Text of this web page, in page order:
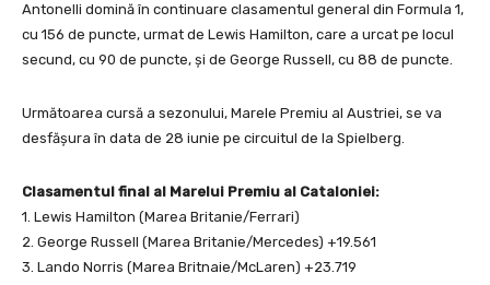
Antonelli domină în continuare clasamentul general din Formula 1,
cu 156 de puncte, urmat de Lewis Hamilton, care a urcat pe locul
secund, cu 90 de puncte, şi de George Russell, cu 88 de puncte.
Următoarea cursă a sezonului, Marele Premiu al Austriei, se va
desfăşura în data de 28 iunie pe circuitul de la Spielberg.
Clasamentul final al Marelui Premiu al Cataloniei:
1. Lewis Hamilton (Marea Britanie/Ferrari)
2. George Russell (Marea Britanie/Mercedes) +19.561
3. Lando Norris (Marea Britnaie/McLaren) +23.719